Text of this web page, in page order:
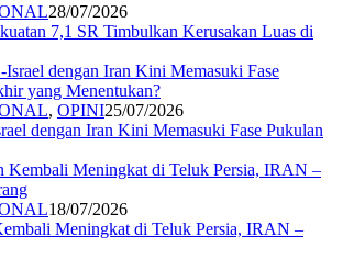
28/07/2026
7,1 SR Timbulkan Kerusakan Luas di
, OPINI25/07/2026
dengan Iran Kini Memasuki Fase Pukulan
18/07/2026
Meningkat di Teluk Persia, IRAN –